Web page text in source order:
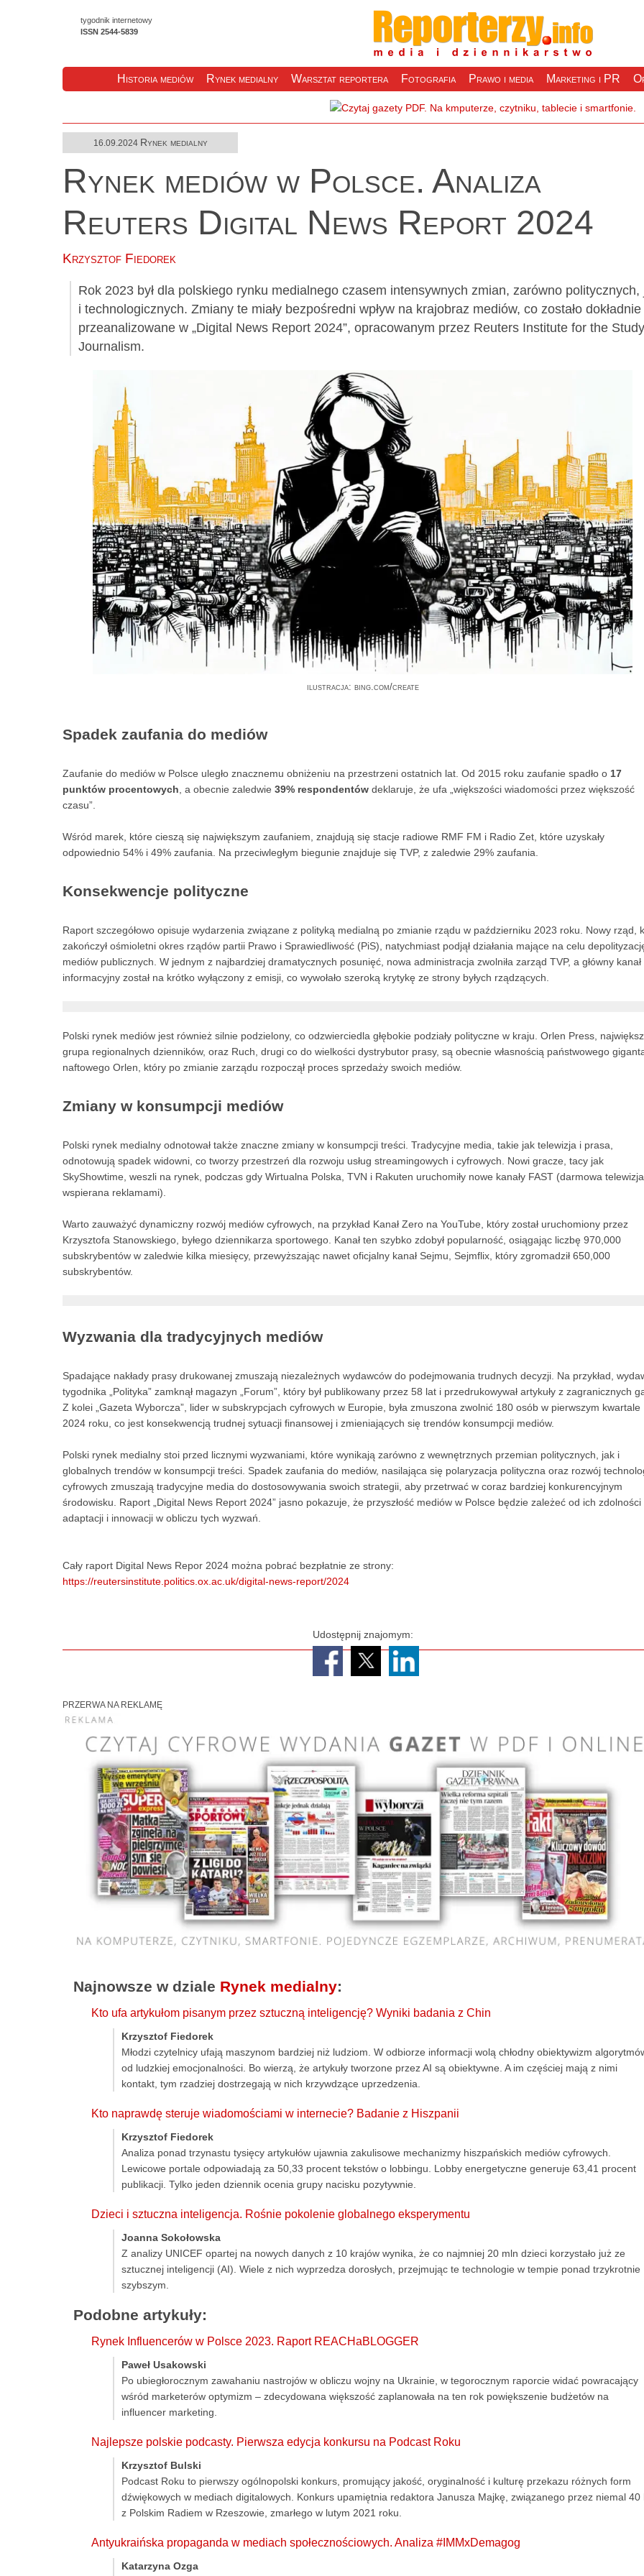
Historia mediów Rynek medialny Warsztat reportera Fotografia Prawo i media Marketing i PR
tygodnik internetowy
ISSN 2544-5839
16.09.2024 Rynek medialny
Rynek mediów w Polsce. Analiza
Reuters Digital News Report 2024
Krzysztof Fiedorek
Rok 2023 był dla polskiego rynku medialnego czasem intensywnych zmian, zarówno politycznych,
i technologicznych. Zmiany te miały bezpośredni wpływ na krajobraz mediów, co zostało dokładnie
przeanalizowane w „Digital News Report 2024”, opracowanym przez Reuters Institute for the
Journalism.
ilustracja: bing.com/create
Spadek zaufania do mediów
Zaufanie do mediów w Polsce uległo znacznemu obniżeniu na przestrzeni ostatnich lat. Od 2015 roku zaufanie spadło o 17
punktów procentowych , a obecnie zaledwie 39% respondentów deklaruje, że ufa „większości wiadomości przez większość
czasu”.
Wśród marek, które cieszą się największym zaufaniem, znajdują się stacje radiowe RMF FM i Radio Zet, które uzyskały
odpowiednio 54% i 49% zaufania. Na przeciwległym biegunie znajduje się TVP, z zaledwie 29% zaufania.
Konsekwencje polityczne
Raport szczegółowo opisuje wydarzenia związane z polityką medialną po zmianie rządu w październiku 2023 roku. Nowy rząd,
zakończył ośmioletni okres rządów partii Prawo i Sprawiedliwość (PiS), natychmiast podjął działania mające na celu
mediów publicznych. W jednym z najbardziej dramatycznych posunięć, nowa administracja zwolniła zarząd TVP, a główny kanał
informacyjny został na krótko wyłączony z emisji, co wywołało szeroką krytykę ze strony byłych rządzących.
Polski rynek mediów jest również silnie podzielony, co odzwierciedla głębokie podziały polityczne w kraju. Orlen Press,
grupa regionalnych dzienników, oraz Ruch, drugi co do wielkości dystrybutor prasy, są obecnie własnością państwowego
naftowego Orlen, który po zmianie zarządu rozpoczął proces sprzedaży swoich mediów.
Zmiany w konsumpcji mediów
Polski rynek medialny odnotował także znaczne zmiany w konsumpcji treści. Tradycyjne media, takie jak telewizja i prasa,
odnotowują spadek widowni, co tworzy przestrzeń dla rozwoju usług streamingowych i cyfrowych. Nowi gracze, tacy jak
SkyShowtime, weszli na rynek, podczas gdy Wirtualna Polska, TVN i Rakuten uruchomiły nowe kanały FAST (darmowa telewizja
wspierana reklamami).
Warto zauważyć dynamiczny rozwój mediów cyfrowych, na przykład Kanał Zero na YouTube, który został uruchomiony przez
Krzysztofa Stanowskiego, byłego dziennikarza sportowego. Kanał ten szybko zdobył popularność, osiągając liczbę 970,000
subskrybentów w zaledwie kilka miesięcy, przewyższając nawet oficjalny kanał Sejmu, Sejmflix, który zgromadził 650,000
subskrybentów.
Wyzwania dla tradycyjnych mediów
Spadające nakłady prasy drukowanej zmuszają niezależnych wydawców do podejmowania trudnych decyzji. Na przykład,
tygodnika „Polityka” zamknął magazyn „Forum”, który był publikowany przez 58 lat i przedrukowywał artykuły z zagranicznych
Z kolei „Gazeta Wyborcza”, lider w subskrypcjach cyfrowych w Europie, była zmuszona zwolnić 180 osób w pierwszym kwartale
2024 roku, co jest konsekwencją trudnej sytuacji finansowej i zmieniających się trendów konsumpcji mediów.
Polski rynek medialny stoi przed licznymi wyzwaniami, które wynikają zarówno z wewnętrznych przemian politycznych, jak i
globalnych trendów w konsumpcji treści. Spadek zaufania do mediów, nasilająca się polaryzacja polityczna oraz rozwój
cyfrowych zmuszają tradycyjne media do dostosowywania swoich strategii, aby przetrwać w coraz bardziej konkurencyjnym
środowisku. Raport „Digital News Report 2024” jasno pokazuje, że przyszłość mediów w Polsce będzie zależeć od ich zdolności
adaptacji i innowacji w obliczu tych wyzwań.
Cały raport Digital News Repor 2024 można pobrać bezpłatnie ze strony:
https://reutersinstitute.politics.ox.ac.uk/digital-news-report/2024
Udostępnij znajomym:
PRZERWA NA REKLAMĘ
Najnowsze w dziale Rynek medialny:
Kto ufa artykułom pisanym przez sztuczną inteligencję? Wyniki badania z Chin
Krzysztof Fiedorek
Młodzi czytelnicy ufają maszynom bardziej niż ludziom. W odbiorze informacji wolą chłodny obiektywizm
od ludzkiej emocjonalności. Bo wierzą, że artykuły tworzone przez AI są obiektywne. A im częściej mają z nimi
kontakt, tym rzadziej dostrzegają w nich krzywdzące uprzedzenia.
Kto naprawdę steruje wiadomościami w internecie? Badanie z Hiszpanii
Krzysztof Fiedorek
Analiza ponad trzynastu tysięcy artykułów ujawnia zakulisowe mechanizmy hiszpańskich mediów cyfrowych.
Lewicowe portale odpowiadają za 50,33 procent tekstów o lobbingu. Lobby energetyczne generuje 63,41 procent
publikacji. Tylko jeden dziennik ocenia grupy nacisku pozytywnie.
Dzieci i sztuczna inteligencja. Rośnie pokolenie globalnego eksperymentu
Joanna Sokołowska
Z analizy UNICEF opartej na nowych danych z 10 krajów wynika, że co najmniej 20 mln dzieci korzystało już ze
sztucznej inteligencji (AI). Wiele z nich wyprzedza dorosłych, przejmując te technologie w tempie ponad trzykrotnie
szybszym.
Podobne artykuły:
Rynek Influencerów w Polsce 2023. Raport REACHaBLOGGER
Paweł Usakowski
Po ubiegłorocznym zawahaniu nastrojów w obliczu wojny na Ukrainie, w tegorocznym raporcie widać powracający
wśród marketerów optymizm – zdecydowana większość zaplanowała na ten rok powiększenie budżetów na
influencer marketing.
Najlepsze polskie podcasty. Pierwsza edycja konkursu na Podcast Roku
Krzysztof Bulski
Podcast Roku to pierwszy ogólnopolski konkurs, promujący jakość, oryginalność i kulturę przekazu różnych form
dźwiękowych w mediach digitalowych. Konkurs upamiętnia redaktora Janusza Majkę, związanego przez niemal 40
z Polskim Radiem w Rzeszowie, zmarłego w lutym 2021 roku.
Antyukraińska propaganda w mediach społecznościowych. Analiza #IMMxDemagog
Katarzyna Ozga